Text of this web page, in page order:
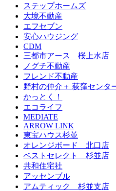
ステップホームズ
大境不動産
エフセブン
安心ハウジング
CDM
三都市アース 桜上水店
ノグチ不動産
フレンド不動産
野村の仲介＋ 荻窪センタ
かっとく！
エコライフ
MEDIATE
ARROW LINK
東宝ハウス杉並
オレンジボード 北口店
ベストセレクト 杉並店
共和住宅社
アッセンブル
アムティック 杉並支店